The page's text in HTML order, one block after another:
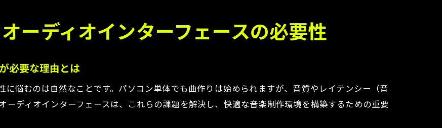
レイテンシー改善に役立つDTM機材選びのコツ
で音質を左右するオーディオインターフェースの選び方
の音質重視派におすすめな選び方の基準
初心者が知るべきコスパ最強の選択肢とは
質重視でDTMオーディオインターフェースを選ぶ注意点
ーディオインターフェースの必要性
必要な理由とは
に悩むのは自然なことです。パソコン単体でも曲作りは始められますが、音質やレイテンシー（音
ーディオインターフェースは、これらの課題を解決し、快適な音楽制作環境を構築するための重要